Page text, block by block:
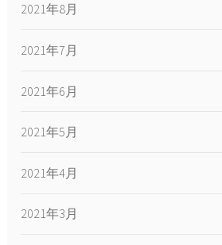
2021年8月
2021年7月
2021年6月
2021年5月
2021年4月
2021年3月